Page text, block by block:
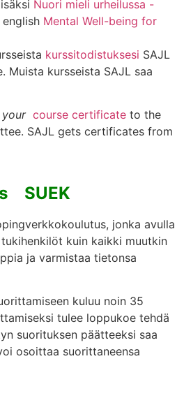
Nuori mieli urheilussa -
Mental Well-being for
kurssitodistuksesi SAJL
Muista kursseista SAJL saa
your course certificate to the
SAJL gets certificates from
SUEK
, jonka avulla
kuin kaikki muutkin
ja varmistaa tietonsa
kuluu noin 35
tulee loppukoe tehdä
suorituksen päätteeksi saa
osoittaa suorittaneensa